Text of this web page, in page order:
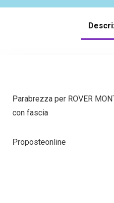
Parabrezza per ROVER
con fascia
Proposteonline